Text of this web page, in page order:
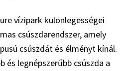
vízipark különlegességei
csúszdarendszer, amely
csúszdát és élményt kínál.
és legnépszerűbb csúszda a